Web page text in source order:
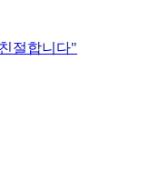
절합니다"